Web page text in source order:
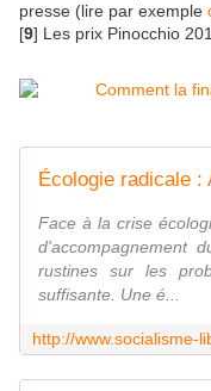
presse (lire par exemple
[9] Les prix Pinocchio
Face à la crise
d'accompagnement
rustines sur les
suffisante. Une é...